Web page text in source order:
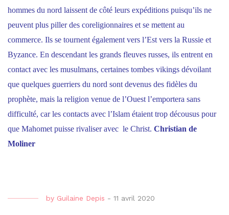
hommes du nord laissent de côté leurs expéditions puisqu’ils ne
peuvent plus piller des coreligionnaires et se mettent au
commerce. Ils se tournent également vers l’Est vers la Russie et
Byzance. En descendant les grands fleuves russes, ils entrent en
contact avec les musulmans, certaines tombes vikings dévoilant
que quelques guerriers du nord sont devenus des fidèles du
prophète, mais la religion venue de l’Ouest l’emportera sans
difficulté, car les contacts avec l’Islam étaient trop décousus pour
que Mahomet puisse rivaliser avec le Christ. Christian de
Moliner
by Guilaine Depis - 11 avril 2020